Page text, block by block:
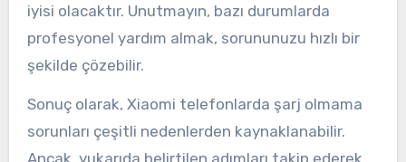
iyisi olacaktır. Unutmayın, bazı durumlarda
profesyonel yardım almak, sorununuzu hızlı bir
şekilde çözebilir.
Sonuç olarak, Xiaomi telefonlarda şarj olmama
sorunları çeşitli nedenlerden kaynaklanabilir.
Ancak, yukarıda belirtilen adımları takip ederek